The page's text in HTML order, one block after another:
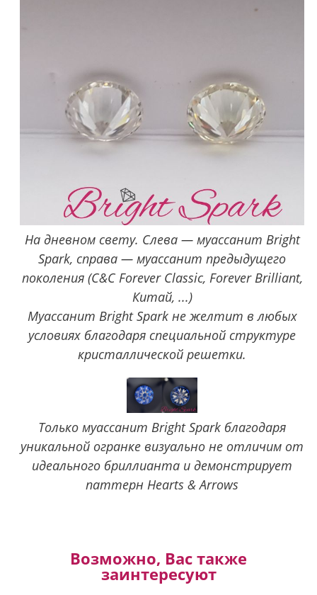
На дневном свету. Слева — муассанит Bright
Spark, справа — муассанит предыдущего
поколения (C&C Forever Classic, Forever Brilliant,
Китай, ...)
Муассанит Bright Spark не желтит в любых
условиях благодаря специальной структуре
кристаллической решетки.
Только муассанит Bright Spark благодаря
уникальной огранке визуально не отличим от
идеального бриллианта и демонстрирует
паттерн Hearts & Arrows
Возможно, Вас также
заинтересуют